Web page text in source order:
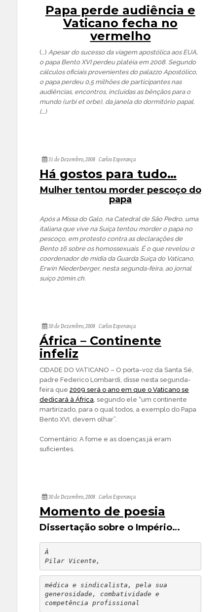
Papa perde audiência e
Vaticano fecha no
vermelho
(…) Apesar do sucesso da viagem apostólica aos EUA,
o papa Bento XVI perdeu platéia em 2008. Segundo
cálculos oficiais provenientes do palazzo Apostólico,
o papa perdeu 0,5 milhões de participantes nas
audiências, encontros, incluídas as bênçãos para o
mundo (urbi et orbe), da janela do dormitório papal.
(…)
31 de Dezembro, 2008 Carlos Esperança
Há gostos para tudo…
Mulher tentou morder pescoço do
papa
Após a Missa do Galo, na Catedral de São Pedro, uma
italiana que vive na Suíça tentou morder o papa no
pescoço, em protesto contra as declarações de
Bento 16 sobre os homossexuais. É o que revelou o
coordenador de mídia da Guarda Suíça do Vaticano,
Erwin Niederberger, nesta segunda-feira, ao jornal
suíço20min.ch.
30 de Dezembro, 2008 Carlos Esperança
África – Continente
infeliz
CIDADE DO VATICANO – O porta-voz da Santa Sé,
padre Federico Lombardi, disse nesta segunda-
feira que 2009 será o ano em que o Vaticano se
dedicará à África, segundo ele “um continente
martirizado, para o qual todos, a exemplo do Papa
Bento XVI, devem olhar”.
Comentário: A fome e as doenças já eram
suficientes.
30 de Dezembro, 2008 Carlos Esperança
Momento de poesia
Dissertação sobre o Império…
À
Pilar Vicente,
médica e sindicalista, pela sua
generosidade, combatividade e
competência profissional